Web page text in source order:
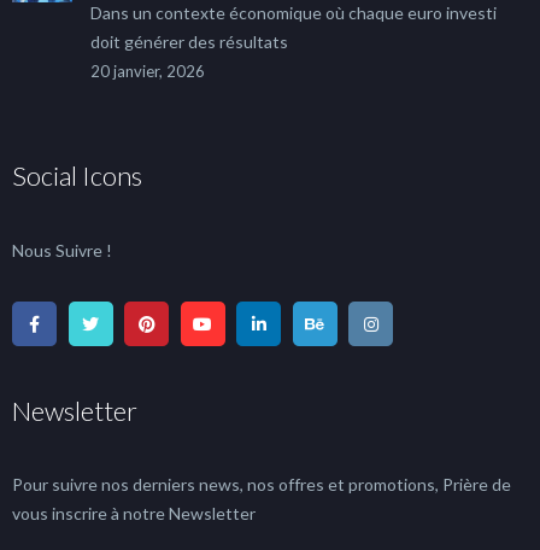
Dans un contexte économique où chaque euro investi
doit générer des résultats
20 janvier, 2026
Social Icons
Nous Suivre !
Newsletter
Pour suivre nos derniers news, nos offres et promotions, Prière de
vous inscrire à notre Newsletter